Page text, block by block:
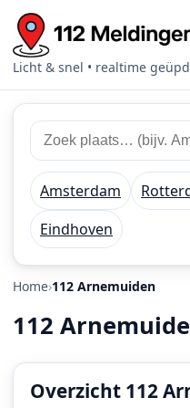
Licht & snel • realtime
Zoek
112
meldingen
Zoek
plaats
of
regio
Amsterdam
Eindhoven
Home 112 Arnemuiden
112
Overzicht 112